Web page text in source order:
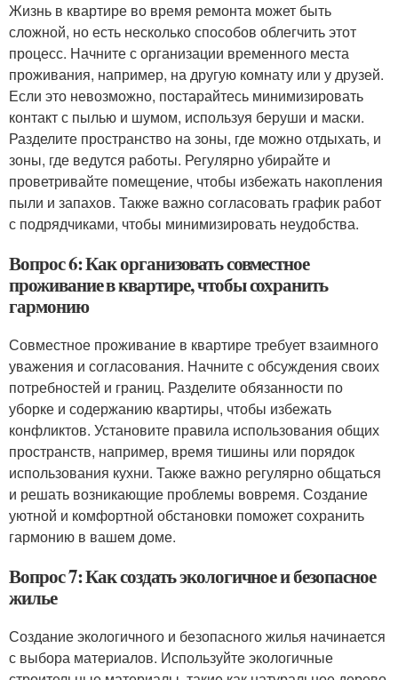
Жизнь в квартире во время ремонта может быть
сложной, но есть несколько способов облегчить этот
процесс. Начните с организации временного места
проживания, например, на другую комнату или у друзей.
Если это невозможно, постарайтесь минимизировать
контакт с пылью и шумом, используя беруши и маски.
Разделите пространство на зоны, где можно отдыхать, и
зоны, где ведутся работы. Регулярно убирайте и
проветривайте помещение, чтобы избежать накопления
пыли и запахов. Также важно согласовать график работ
с подрядчиками, чтобы минимизировать неудобства.
Вопрос 6: Как организовать совместное
проживание в квартире, чтобы сохранить
гармонию
Совместное проживание в квартире требует взаимного
уважения и согласования. Начните с обсуждения своих
потребностей и границ. Разделите обязанности по
уборке и содержанию квартиры, чтобы избежать
конфликтов. Установите правила использования общих
пространств, например, время тишины или порядок
использования кухни. Также важно регулярно общаться
и решать возникающие проблемы вовремя. Создание
уютной и комфортной обстановки поможет сохранить
гармонию в вашем доме.
Вопрос 7: Как создать экологичное и безопасное
жилье
Создание экологичного и безопасного жилья начинается
с выбора материалов. Используйте экологичные